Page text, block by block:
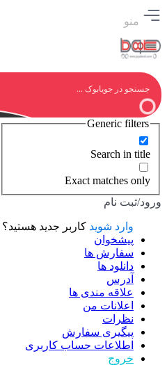
منو
Generic filters
Search in title
Exact matches only
ورود/ثبت نام
وارد شوید کاربر جدید هستید؟
پیشخوان
سفارش ها
دانلود ها
آدرس
علاقه مندی ها
اعلانات من
نظرات
پیگیری سفارش
اطلاعات حساب كاربری
خروج